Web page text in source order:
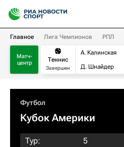
Главное Лига Чемпионов РПЛ
Матч-
центр
Теннис
Завершен
А. Калинская
Д. Шнайдер
Футбол
Кубок Америки
Тур:
5